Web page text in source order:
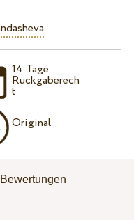
14 Tage
Rückgaberech
t
Original
Bewertungen